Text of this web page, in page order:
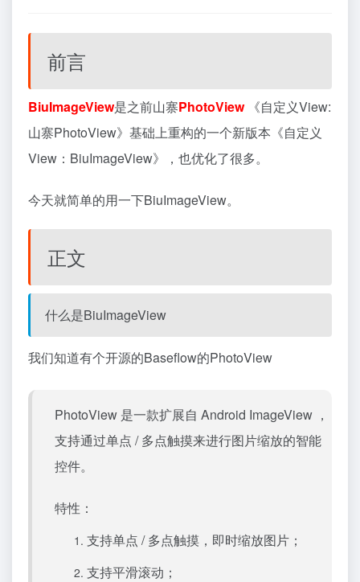
前言
BiuImageView是之前山寨PhotoView《自定义View:
山寨PhotoView》基础上重构的一个新版本 《自定义
View：BiuImageView》 ，也优化了很多。
今天就简单的用一下BiuImageView。
正文
什么是BiuImageView
我们知道有个开源的Baseflow的PhotoView
PhotoView 是一款扩展自 Android ImageView ，
支持通过单点 / 多点触摸来进行图片缩放的智能
控件。
特性：
支持单点 / 多点触摸，即时缩放图片；
支持平滑滚动；